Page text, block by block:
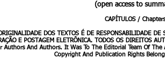
(open access to
CAPÍTULOS / Chapters
DOS TEXTOS É DE RESPONSABILIDADE
E POSTAGEM ELETRÔNICA. TODOS OS DIREITOS
Authors And Authors. It Was To The Editorial Team Of
Copyright And Publication Rights